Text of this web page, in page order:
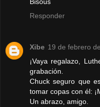
Bisous
Responder
Xibe 19 de febrero
¡Vaya regalazo,
grabación.
Chuck seguro que
tomar copas con él:
Un abrazo, amigo.